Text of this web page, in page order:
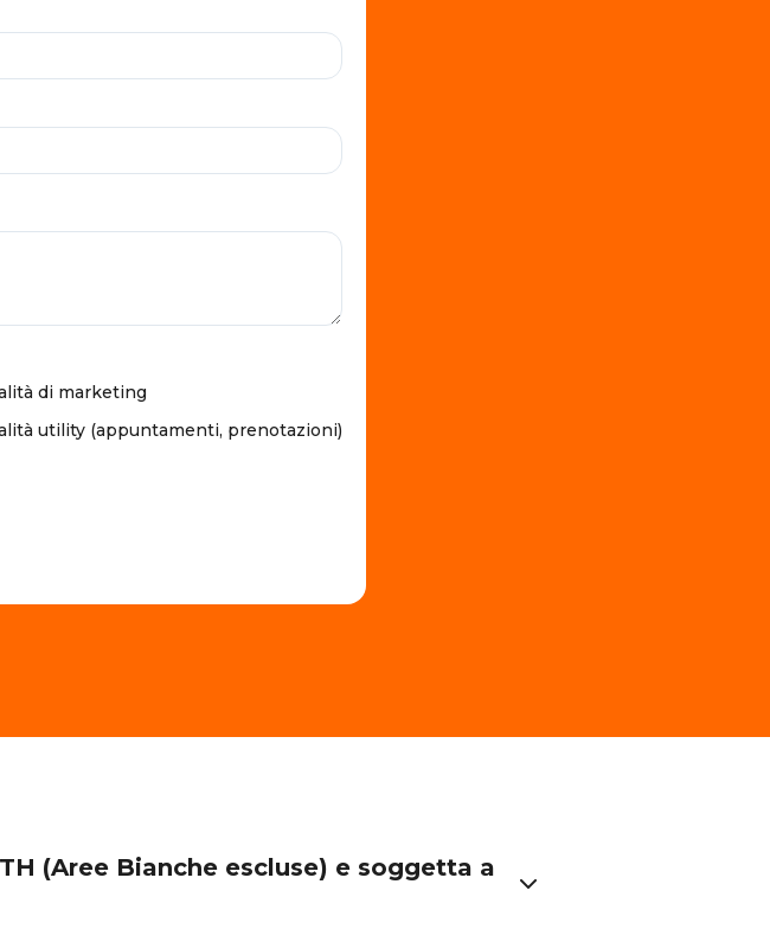
di marketing
utility (appuntamenti, prenotazioni)
(Aree Bianche escluse) e soggetta a